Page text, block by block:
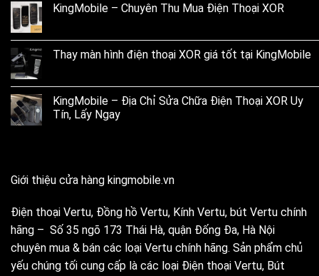
Giới thiệu cửa hàng kingmobile.vn
Điện thoại Vertu, Đồng hồ Vertu, Kính Vertu, bút Vertu chính
hãng – Số 35 ngõ 173 Thái Hà, quận Đống Đa, Hà Nội
chuyên mua & bán các loại Vertu chính hãng. Sản phẩm chủ
yếu chúng tối cung cấp là các loại Điện thoại Vertu, Bút
KingMobile – Chuyên Thu Mua Điện Thoại XOR
Thay màn hình điện thoại XOR giá tốt tại KingMobile
KingMobile – Địa Chỉ Sửa Chữa Điện Thoại XOR Uy
Tín, Lấy Ngay